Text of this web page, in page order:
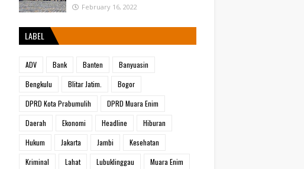
February 16, 2022
LABEL
ADV Bank Banten
Banyuasin
Bengkulu
Blitar Jatim.
Bogor
DPRD Kota Prabumulih
DPRD Muara Enim
Daerah
Ekonomi Headline
Hiburan
Hukum
Jakarta Jambi
Kesehatan
Kriminal
Lahat Lubuklinggau
Muara Enim